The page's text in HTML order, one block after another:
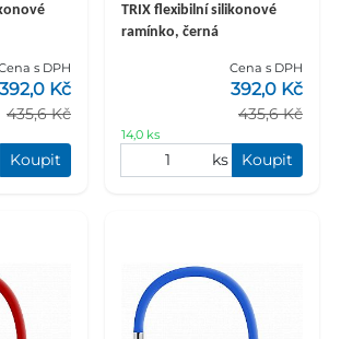
s DPH
435,6 Kč
392,0 Kč
Koupit
TRIX flexibilní silikonové
ramínko, černá
Cena s DPH
435,6 Kč
392,0 Kč
14,0 ks
ks Koupit